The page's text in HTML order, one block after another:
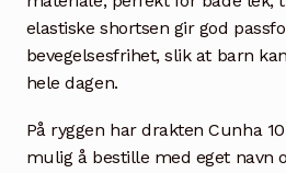
elastiske shortsen gir god
bevegelsesfrihet, slik at barn
hele dagen.
På ryggen har drakten Cunha
mulig å bestille med eget navn